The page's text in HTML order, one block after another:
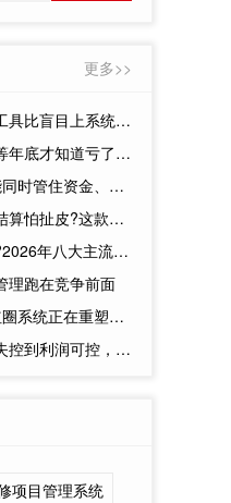
更多>>
盲目上系统更重要
系统让每一分钱都有迹可循
成本、进度的才靠谱
成本管理系统一招全解决
大主流工具深度盘点
理跑在竞争前面
工程企业的"数字大脑"
，老板只需做对一步
项目管理系统